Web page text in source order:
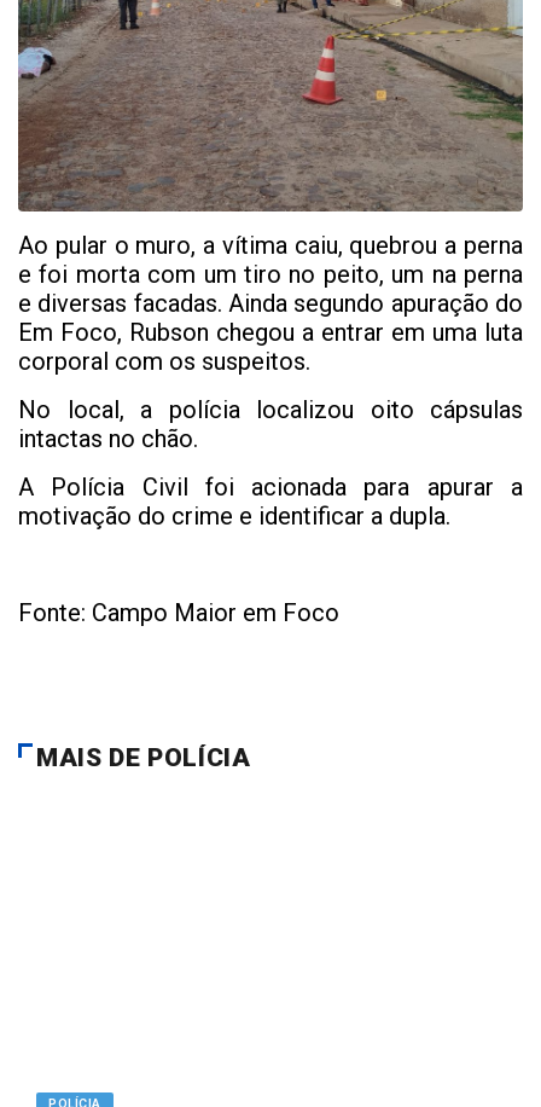
Ao pular o muro, a vítima caiu, quebrou a perna
e foi morta com um tiro no peito, um na perna
e diversas facadas. Ainda segundo apuração do
Em Foco, Rubson chegou a entrar em uma luta
corporal com os suspeitos.
No local, a polícia localizou oito cápsulas
intactas no chão.
A Polícia Civil foi acionada para apurar a
motivação do crime e identificar a dupla.
Fonte: Campo Maior em Foco
MAIS DE POLÍCIA
POLÍCIA